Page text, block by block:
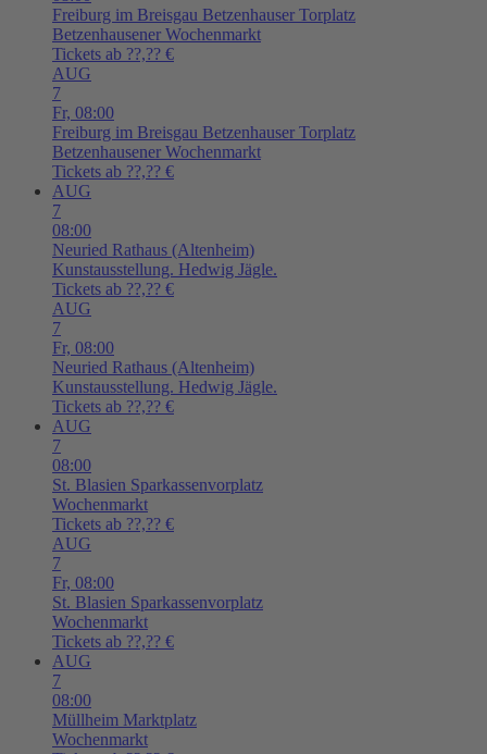
Freiburg im Breisgau Betzenhauser Torplatz
Betzenhausener Wochenmarkt
Tickets ab ??,?? €
AUG
7
Fr, 08:00
Freiburg im Breisgau Betzenhauser Torplatz
Betzenhausener Wochenmarkt
Tickets ab ??,?? €
AUG
7
08:00
Neuried Rathaus (Altenheim)
Kunstausstellung. Hedwig Jägle.
Tickets ab ??,?? €
AUG
7
Fr, 08:00
Neuried Rathaus (Altenheim)
Kunstausstellung. Hedwig Jägle.
Tickets ab ??,?? €
AUG
7
08:00
St. Blasien Sparkassenvorplatz
Wochenmarkt
Tickets ab ??,?? €
AUG
7
Fr, 08:00
St. Blasien Sparkassenvorplatz
Wochenmarkt
Tickets ab ??,?? €
AUG
7
08:00
Müllheim Marktplatz
Wochenmarkt